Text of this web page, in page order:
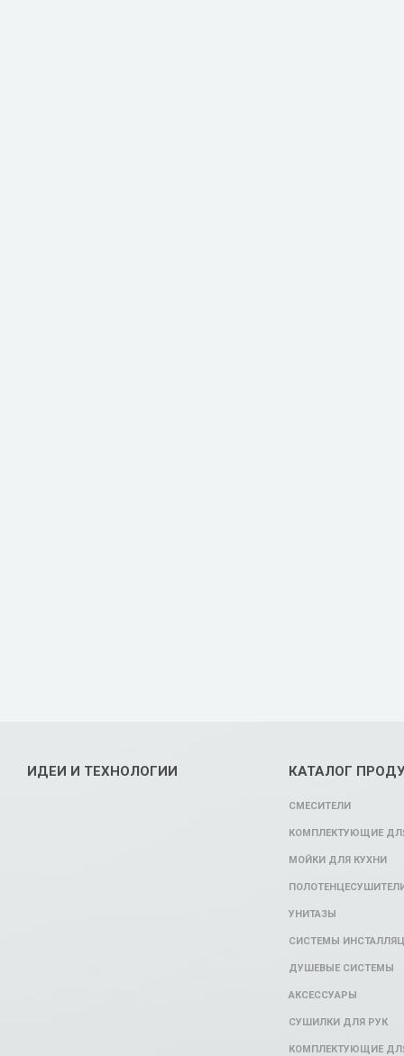
ИДЕИ И ТЕХНОЛОГИИ КАТАЛОГ
СМЕСИТЕЛИ
КОМПЛЕКТУЮЩИЕ
МОЙКИ ДЛЯ КУХНИ
УНИТАЗЫ
СИСТЕМЫ
ДУШЕВЫЕ СИСТЕМЫ
АКСЕССУАРЫ
СУШИЛКИ ДЛЯ РУК
КОМПЛЕКТУЮЩИЕ